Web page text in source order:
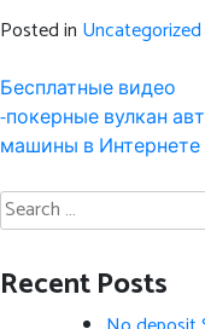
Posted in Uncategorized
Post
navigation
Бесплатные видео
-покерные вулкан
машины в Интернете
Search
for:
Recent Posts